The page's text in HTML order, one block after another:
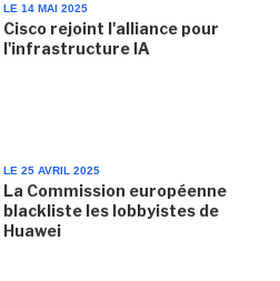
LE 14 MAI 2025
Cisco rejoint l'alliance pour
l'infrastructure IA
LE 25 AVRIL 2025
La Commission européenne
blackliste les lobbyistes de
Huawei